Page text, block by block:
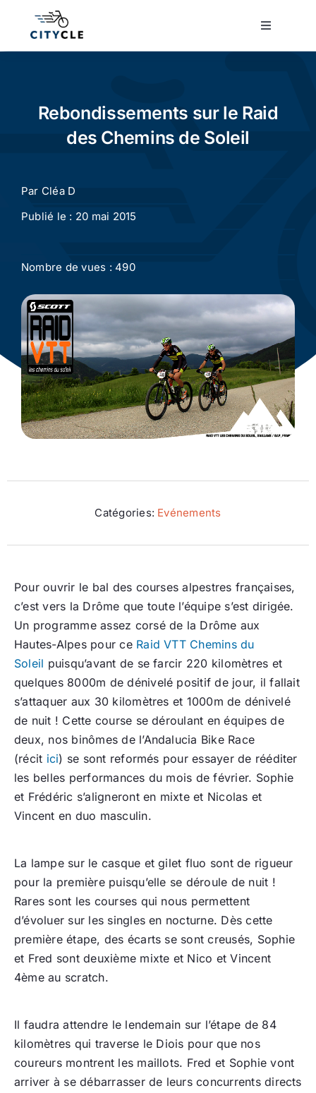
Toggle
Cyclisme urbain
Actualité
Ecologie
Rebondissements sur le Raid
des Chemins de Soleil
Par Cléa D
Publié le : 20 mai 2015
Nombre de vues : 490
Catégories: Evénements
Pour ouvrir le bal des courses alpestres françaises,
c’est vers la Drôme que toute l’équipe s’est dirigée.
Un programme assez corsé de la Drôme aux
Hautes-Alpes pour ce Raid VTT Chemins du
Soleil puisqu’avant de se farcir 220 kilomètres et
quelques 8000m de dénivelé positif de jour, il fallait
s’attaquer aux 30 kilomètres et 1000m de dénivelé
de nuit ! Cette course se déroulant en équipes de
deux, nos binômes de l’Andalucia Bike Race
(récit ici) se sont reformés pour essayer de rééditer
les belles performances du mois de février. Sophie
et Frédéric s’aligneront en mixte et Nicolas et
Vincent en duo masculin.
La lampe sur le casque et gilet fluo sont de rigueur
pour la première puisqu’elle se déroule de nuit !
Rares sont les courses qui nous permettent
d’évoluer sur les singles en nocturne. Dès cette
première étape, des écarts se sont creusés, Sophie
et Fred sont deuxième mixte et Nico et Vincent
4ème au scratch.
Il faudra attendre le lendemain sur l’étape de 84
kilomètres qui traverse le Diois pour que nos
coureurs montrent les maillots. Fred et Sophie vont
arriver à se débarrasser de leurs concurrents directs